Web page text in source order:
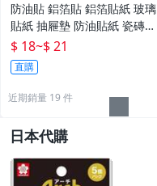
防油貼 鋁箔貼 鋁箔貼紙 玻璃
貼紙 抽屜墊 防油貼紙 瓷磚貼
紙 萬用防油貼【N032】Color
_me
$ 18~$ 21
直購
近期銷量 19 件
日本代購